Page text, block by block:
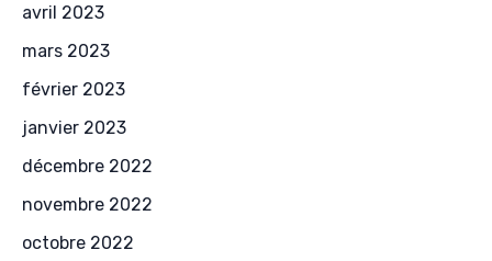
avril 2023
mars 2023
février 2023
janvier 2023
décembre 2022
novembre 2022
octobre 2022